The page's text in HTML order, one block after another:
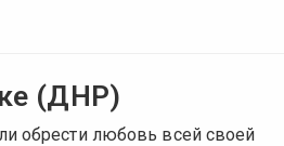
(ДНР)
обрести любовь всей своей